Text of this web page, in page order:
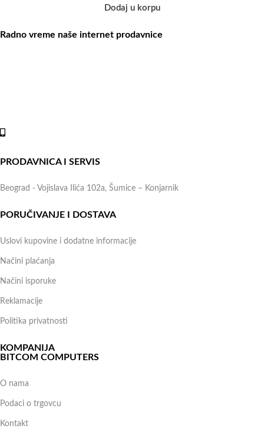
Dodaj u korpu
Radno vreme naše internet prodavnice
+381 (69) 767-202
PRODAVNICA I SERVIS
Beograd - Vojislava Ilića 102a, Šumice – Konjarnik
PORUČIVANJE I DOSTAVA
Uslovi kupovine i dodatne informacije
Načini plaćanja
Načini isporuke
Reklamacije
Politika privatnosti
KOMPANIJA
BITCOM COMPUTERS
O nama
Podaci o trgovcu
Kontakt